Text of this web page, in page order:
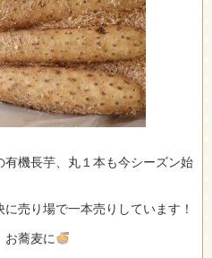
機長芋、丸１本も今シーズン始
売り場で一本売りしています！
お蕎麦に